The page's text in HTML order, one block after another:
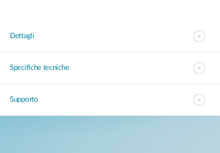
Dettagli
Specifiche tecniche
Supporto